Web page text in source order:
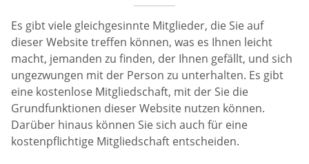
Es gibt viele gleichgesinnte Mitglieder, die Sie auf
dieser Website treffen können, was es Ihnen leicht
macht, jemanden zu finden, der Ihnen gefällt, und sich
ungezwungen mit der Person zu unterhalten. Es gibt
eine kostenlose Mitgliedschaft, mit der Sie die
Grundfunktionen dieser Website nutzen können.
Darüber hinaus können Sie sich auch für eine
kostenpflichtige Mitgliedschaft entscheiden.